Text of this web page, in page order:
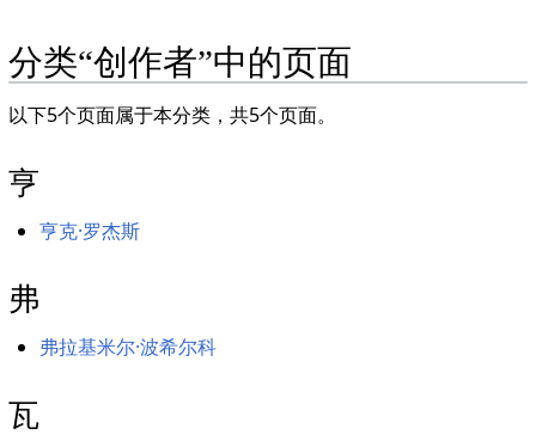
分类“创作者”中的页面
以下5个页面属于本分类，共5个页面。
亨
亨克·罗杰斯
弗
弗拉基米尔·波希尔科
瓦